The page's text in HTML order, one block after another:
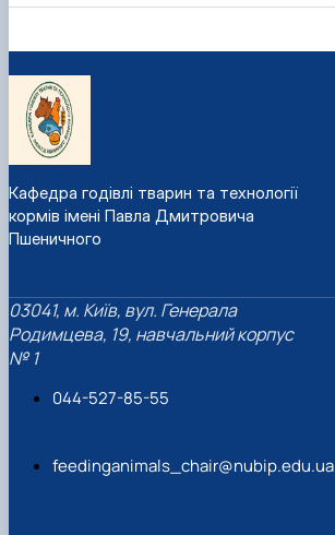
Кафедра годівлі тварин та технології
кормів імені Павла Дмитровича
Пшеничного
03041, м. Київ, вул. Генерала
Родимцева, 19, навчальний корпус
№ 1
044-527-85-55
feedinganimals_chair@nubip.edu.ua